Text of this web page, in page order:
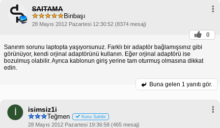
SAITAMA
Binbaşı
28 Mayıs 2012 Pazartesi 12:30:52 (8374 mesaj)
0
Sanırım sorunu laptopta yaşıyorsunuz. Farklı bir adaptör bağlamışsınız gibi
görünüyor, kendi orjinal adaptörünü kullanın. Eğer orjinal adaptörü ise
bozulmuş olabilir. Ayrıca kablonun giriş yerine tam oturmuş olmasına dikkat
edin.
Buna gelen 1 yanıtı gör.
İ isimsiz1i
Teğmen Konu Sahibi
28 Mayıs 2012 Pazartesi 19:36:58 (465 mesaj)